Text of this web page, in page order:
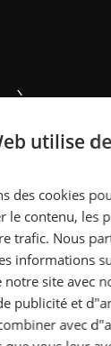
ainsi
utilise
des cookies
le contenu, les
trafic. Nous
informations
site avec
publicité et
avec